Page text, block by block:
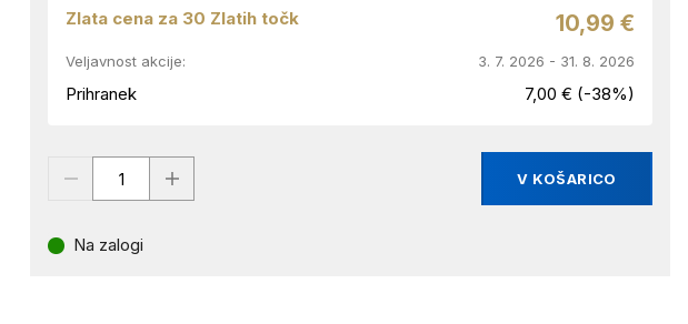
Zlata cena za 30 Zlatih točk 10,99 €
Veljavnost akcije: 3. 7. 2026 - 31. 8. 2026
Prihranek 7,00 € (-38%)
V KOŠARICO
Na zalogi